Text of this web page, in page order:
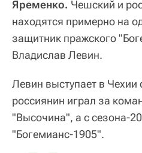
Яременко. Чешский и
находятся примерно на
защитник пражского
Владислав Левин.
Левин выступает в Чехии
россиянин играл за
"Высочина", а с сезона-
"Богемианс-1905".